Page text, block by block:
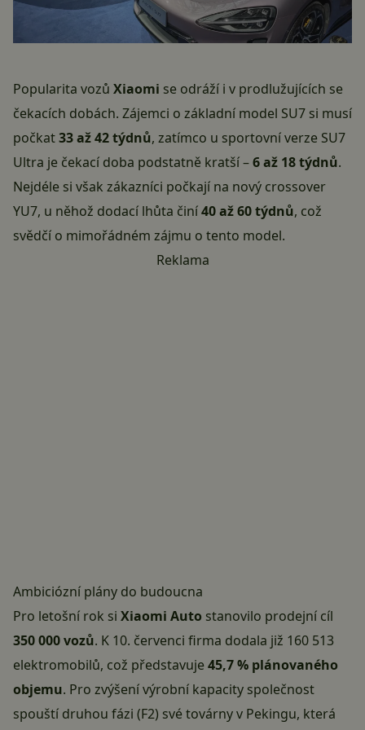
Popularita vozů Xiaomi se odráží i v prodlužujících se
čekacích dobách. Zájemci o základní model SU7 si musí
počkat33 až 42 týdnů, zatímco u sportovní verze SU7
Ultra je čekací doba podstatně kratší –6 až 18 týdnů.
Nejdéle si však zákazníci počkají na nový crossover
YU7, u něhož dodací lhůta činí40 až 60 týdnů, což
svědčí o mimořádném zájmu o tento model.
Reklama
Ambiciózní plány do budoucna
Pro letošní rok si Xiaomi Auto stanovilo prodejní cíl
350 000 vozů. K 10. červenci firma dodala již 160 513
elektromobilů, což představuje45,7 % plánovaného
objemu. Pro zvýšení výrobní kapacity společnost
spouští druhou fázi (F2) své továrny v Pekingu, která